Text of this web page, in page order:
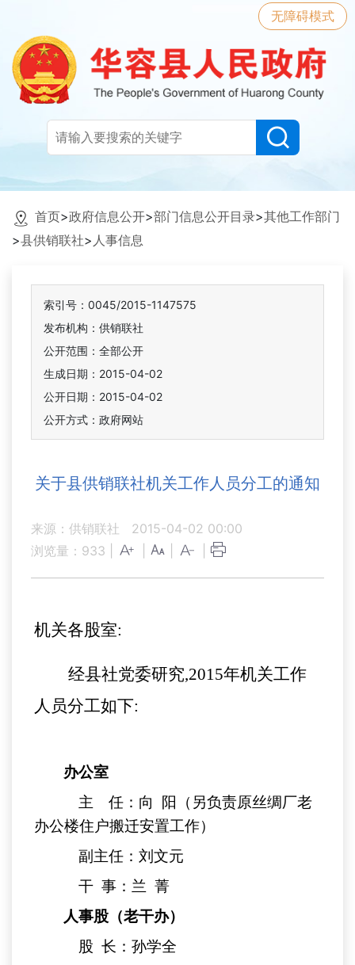
无障碍模式
首页>政府信息公开>部门信息公开目录>其他工作部门
>县供销联社> 人事信息
索引号：0045/2015-1147575
发布机构：供销联社
公开范围：全部公开
生成日期：2015-04-02
公开日期：2015-04-02
公开方式：政府网站
关于县供销联社机关工作人员分工的通知
来源：供销联社
2015-04-02 00:00
浏览量： 933
机关各股室:
经县社党委研究,2015年机关工作
人员分工如下:
办公室
主 任：向
阳（另负责原丝绸厂老
办公楼住户搬迁安置工作）
副主任：刘文元
干 事：兰 菁
人事股（老干办）
股 长：孙学全